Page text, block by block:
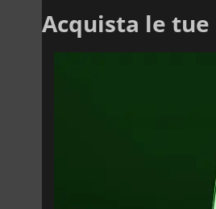
Acquista le tue